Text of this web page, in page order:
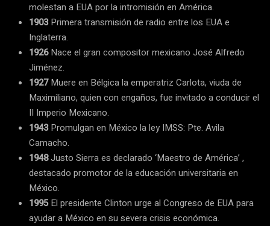
molestan a EUA por la intromisión en América.
1903Primera transmisión de radio entre los EUA e
Inglaterra.
1926Nace el gran compositor mexicano José Alfredo
Jiménez.
1927Muere en Bélgica la emperatriz Carlota, viuda de
Maximiliano, quien con engaños, fue invitado a conducir el
II Imperio Mexicano.
1943Promulgan en México la ley IMSS: Pte. Avila
Camacho.
1948Justo Sierra es declarado ‘Maestro de América’ ,
destacado promotor de la educación universitaria en
México.
1995El presidente Clinton urge al Congreso de EUA para
ayudar a México en su severa crisis económica.